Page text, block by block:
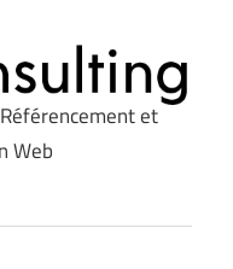
et
Web